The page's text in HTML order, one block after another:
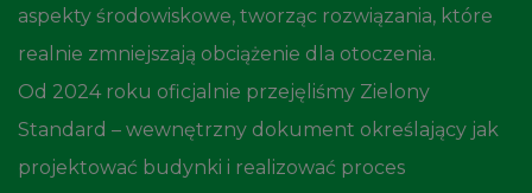
aspekty środowiskowe, tworząc rozwiązania, które
realnie zmniejszają obciążenie dla otoczenia.
Od 2024 roku oficjalnie przejęliśmy Zielony
Standard – wewnętrzny dokument określający jak
projektować budynki i realizować proces